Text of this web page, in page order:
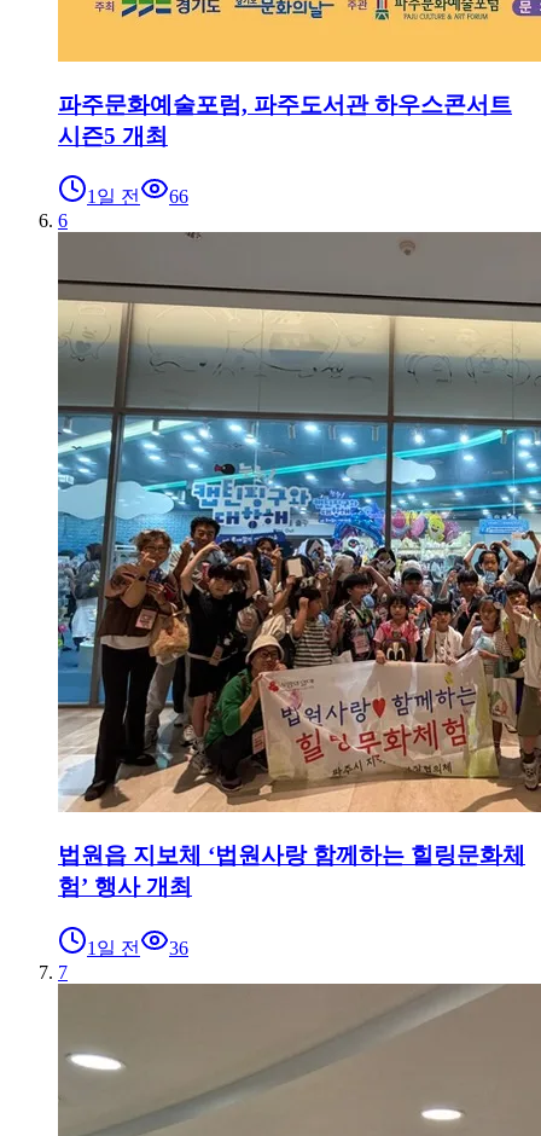
파주문화예술포럼, 파주도서관 하우스콘서트
시즌5 개최
1일 전
66
6
법원읍 지보체 ‘법원사랑 함께하는 힐링문화체
험’ 행사 개최
1일 전
36
7